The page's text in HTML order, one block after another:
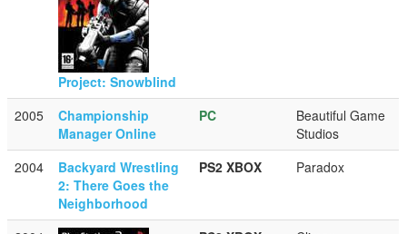
Project: Snowblind
2005
Championship
Manager Online
PC
Beautiful Game
Studios
2004
Backyard Wrestling
2: There Goes the
Neighborhood
PS2 XBOX Paradox